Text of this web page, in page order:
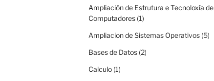
Ampliación de Estrutura e Tecnoloxía de
Computadores(1)
Ampliacion de Sistemas Operativos(5)
Bases de Datos(2)
Calculo(1)